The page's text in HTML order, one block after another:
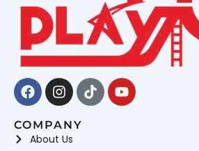
Facebook
Instagram
TiktokYoutube
COMPANY
About Us